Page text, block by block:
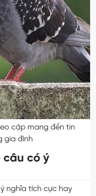
cặp mang đến tin
gia đình
câu có ý
nghĩa tích cực hay